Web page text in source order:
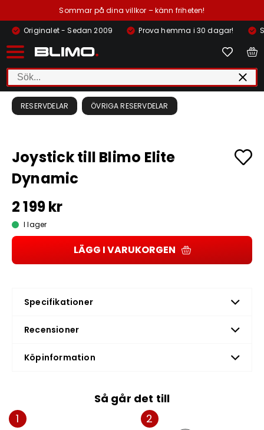
Sommar på dina villkor – känn friheten!
Originalet - Sedan 2009
Prova hemma i 30 dagar!
RESERVDELAR ÖVRIGA RESERVDELAR
Joystick till Blimo Elite
Dynamic
2 199 kr
I lager
LÄGG I VARUKORGEN
Specifikationer
Recensioner
Köpinformation
Så går det till
1
2